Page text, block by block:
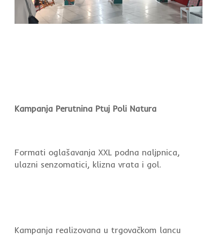
Kampanja Perutnina Ptuj Poli Natura
Formati oglašavanja XXL podna naljpnica,
ulazni senzomatici, klizna vrata i gol.
Kampanja realizovana u trgovačkom lancu